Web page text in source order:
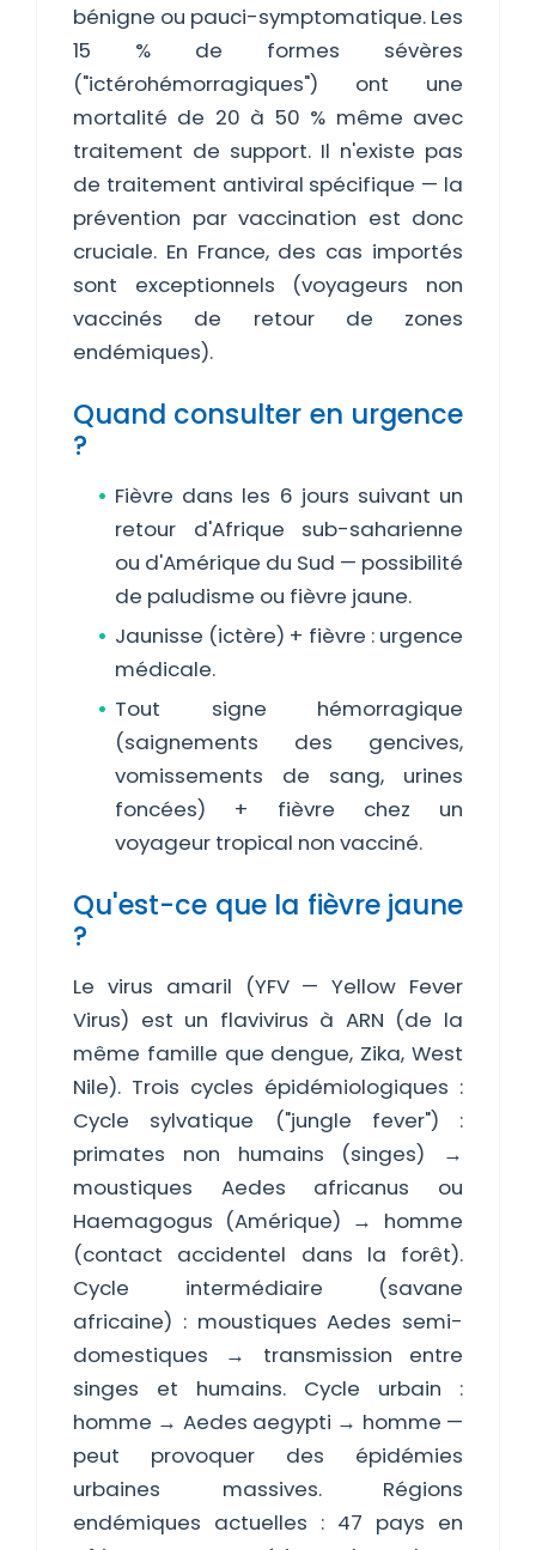
bénigne ou pauci-symptomatique. Les
15 % de formes sévères
("ictérohémorragiques") ont une
mortalité de 20 à 50 % même avec
traitement de support. Il n'existe pas
de traitement antiviral spécifique — la
prévention par vaccination est donc
cruciale. En France, des cas importés
sont exceptionnels (voyageurs non
vaccinés de retour de zones
endémiques).
Quand consulter en urgence
?
Fièvre dans les 6 jours suivant un
retour d'Afrique sub-saharienne
ou d'Amérique du Sud — possibilité
de paludisme ou fièvre jaune.
Jaunisse (ictère) + fièvre : urgence
médicale.
Tout signe hémorragique
(saignements des gencives,
vomissements de sang, urines
foncées) + fièvre chez un
voyageur tropical non vacciné.
Qu'est-ce que la fièvre jaune
?
Le virus amaril (YFV — Yellow Fever
Virus) est un flavivirus à ARN (de la
même famille que dengue, Zika, West
Nile). Trois cycles épidémiologiques :
Cycle sylvatique ("jungle fever") :
primates non humains (singes) →
moustiques Aedes africanus ou
Haemagogus (Amérique) → homme
(contact accidentel dans la forêt).
Cycle intermédiaire (savane
africaine) : moustiques Aedes semi-
domestiques → transmission entre
singes et humains. Cycle urbain :
homme → Aedes aegypti → homme —
peut provoquer des épidémies
urbaines massives. Régions
endémiques actuelles : 47 pays en